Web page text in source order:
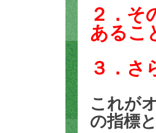
２．そ
あるこ
３．さ
これが
の指標